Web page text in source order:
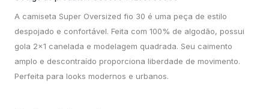
A camiseta Super Oversized fio 30 é uma peça de estilo
despojado e confortável. Feita com 100% de algodão, possui
gola 2x1 canelada e modelagem quadrada. Seu caimento
amplo e descontraído proporciona liberdade de movimento.
Perfeita para looks modernos e urbanos.